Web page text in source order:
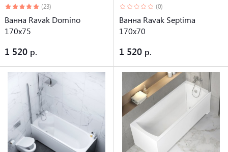
(23)
Ванна Ravak Domino
170х75
1 520
(0)
Ванна Ravak Septima
170х70
1 520